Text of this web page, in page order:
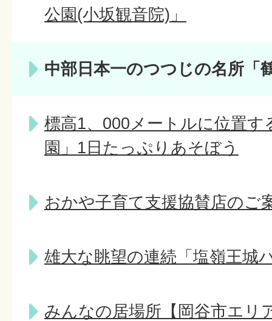
公園(小坂観音院)」
中部日本一のつつじの名所「
標高1、000メートルに位置
園」1日たっぷりあそぼう
おかや子育て支援協賛店のご
雄大な眺望の連続「塩嶺王城
みんなの居場所【岡谷市エリ